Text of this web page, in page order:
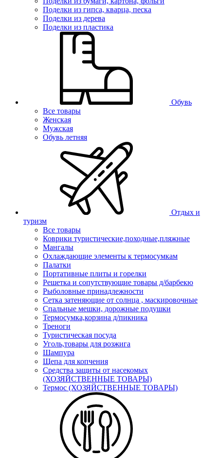
Поделки из гипса, кварца, песка
Поделки из дерева
Поделки из пластика
Обувь
Все товары
Женская
Мужская
Обувь летняя
Отдых и
туризм
Все товары
Коврики туристические,походные,пляжные
Мангалы
Охлаждающие элементы к термосумкам
Палатки
Портативные плиты и горелки
Решетка и сопутствующие товары д/барбекю
Рыболовные принадлежности
Сетка затеняющие от солнца , маскировочные
Спальные мешки, дорожные подушки
Термосумка,корзина д/пикника
Треноги
Туристическая посуда
Уголь,товары для розжига
Шампура
Щепа для копчения
Средства защиты от насекомых
(ХОЗЯЙСТВЕННЫЕ ТОВАРЫ)
Термос (ХОЗЯЙСТВЕННЫЕ ТОВАРЫ)